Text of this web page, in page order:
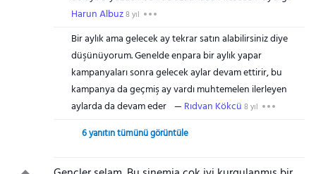
Harun Albuz8 yıl
Bir aylık ama gelecek ay tekrar satın alabilirsiniz diye
düşünüyorum. Genelde enpara bir aylık yapar
kampanyaları sonra gelecek aylar devam ettirir, bu
kampanya da geçmiş ay vardı muhtemelen ilerleyen
aylarda da devam eder
Rıdvan Kökcü 8 yıl
6 yanıtın tümünü görüntüle